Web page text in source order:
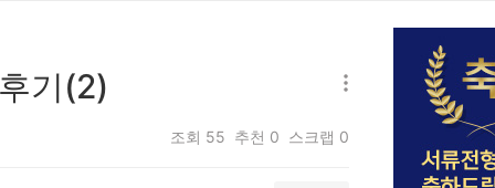
심분석
소서 핵심분석
기(2)
조회 55 추천 0 스크랩 0